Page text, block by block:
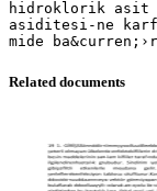
hidroklorik asit
asiditesi-ne
Related documents